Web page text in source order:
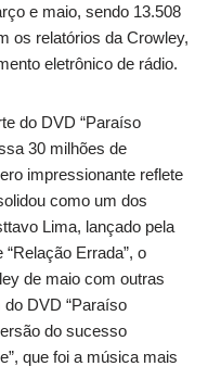
e maio, sendo 13.508
os relatórios da Crowley,
eletrônico de rádio.
do DVD “Paraíso
30 milhões de
impressionante reflete
como um dos
Lima, lançado pela
Errada”, o
de maio com outras
do DVD “Paraíso
do sucesso
que foi a música mais